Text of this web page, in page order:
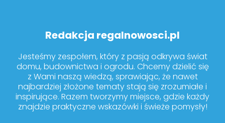
Redakcja regalnowosci.pl
Jesteśmy zespołem, który z pasją odkrywa świat
domu, budownictwa i ogrodu. Chcemy dzielić się
z Wami naszą wiedzą, sprawiając, że nawet
najbardziej złożone tematy stają się zrozumiałe i
inspirujące. Razem tworzymy miejsce, gdzie każdy
znajdzie praktyczne wskazówki i świeże pomysły!